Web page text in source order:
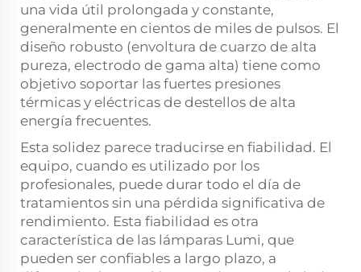
una vida útil prolongada y constante,
generalmente en cientos de miles de pulsos. El
diseño robusto (envoltura de cuarzo de alta
pureza, electrodo de gama alta) tiene como
objetivo soportar las fuertes presiones
térmicas y eléctricas de destellos de alta
energía frecuentes.
Esta solidez parece traducirse en fiabilidad. El
equipo, cuando es utilizado por los
profesionales, puede durar todo el día de
tratamientos sin una pérdida significativa de
rendimiento. Esta fiabilidad es otra
característica de las lámparas Lumi, que
pueden ser confiables a largo plazo, a